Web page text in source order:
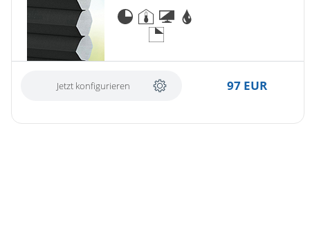
Jetzt konfigurieren 97 EUR